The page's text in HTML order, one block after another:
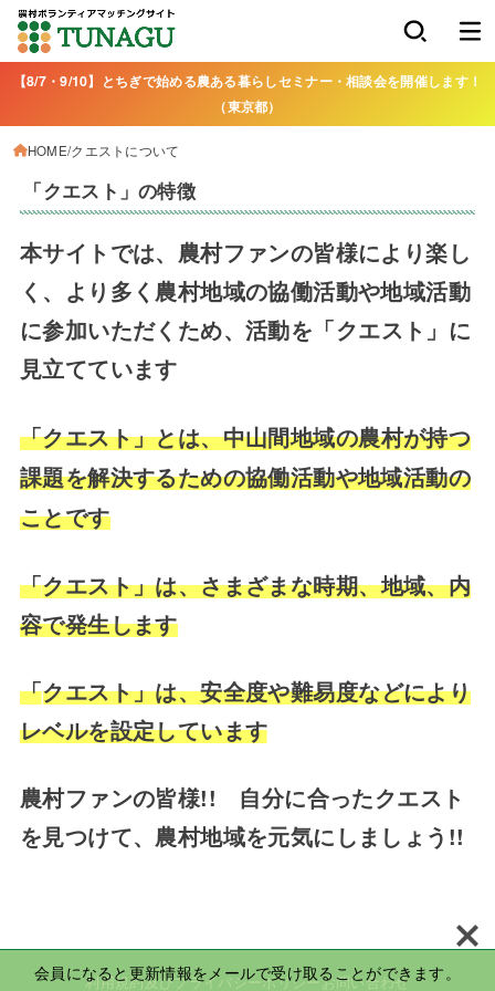
【8/7・9/10】とちぎで始める農ある暮らしセミナー・相談会を開催します！
（東京都）
HOME クエストについて
「クエスト」の特徴
本サイトでは、農村ファンの皆様により楽し
く、より多く農村地域の協働活動や地域活動
に参加いただくため、活動を「クエスト」に
見立てています
「クエスト」とは、中山間地域の農村が持つ
課題を解決するための協働活動や地域活動の
ことです
「クエスト」は、さまざまな時期、地域、内
容で発生します
「クエスト」は、安全度や難易度などにより
レベルを設定しています
農村ファンの皆様!! 自分に合ったクエスト
を見つけて、農村地域を元気にしましょう!!
利用規約及びプライバシーポリシーお問い合わせ
会員になると更新情報をメールで受け取ることができます。